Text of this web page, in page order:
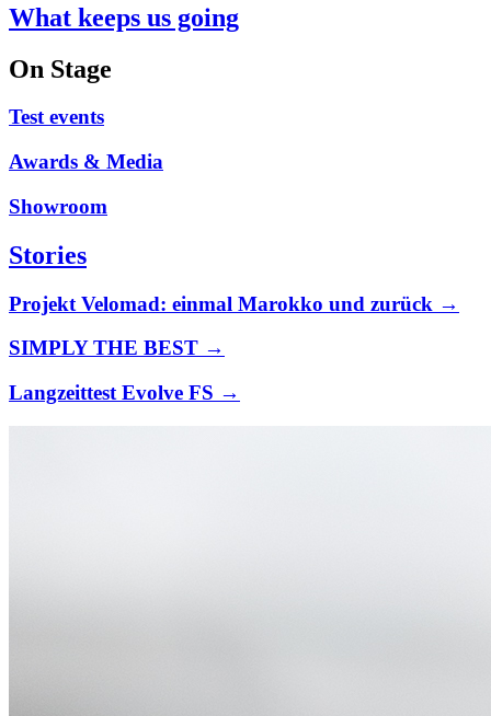
What keeps us going
On Stage
Test events
Awards & Media
Showroom
Stories
Projekt Velomad: einmal Marokko und zurück →
SIMPLY THE BEST →
Langzeittest Evolve FS →